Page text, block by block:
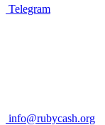
Telegram
info@rubycash.org